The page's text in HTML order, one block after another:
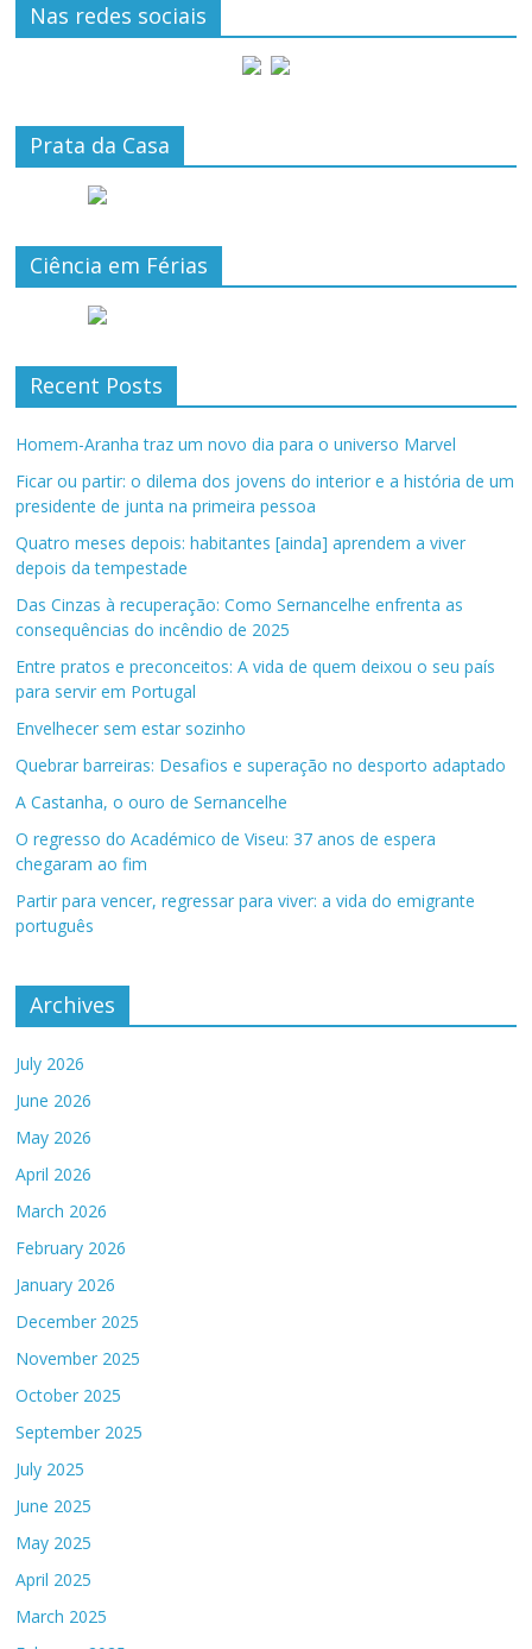
Nas redes sociais
Prata da Casa
Ciência em Férias
Recent Posts
Homem-Aranha traz um novo dia para o universo Marvel
Ficar ou partir: o dilema dos jovens do interior e a história de um
presidente de junta na primeira pessoa
Quatro meses depois: habitantes [ainda] aprendem a viver
depois da tempestade
Das Cinzas à recuperação: Como Sernancelhe enfrenta as
consequências do incêndio de 2025
Entre pratos e preconceitos: A vida de quem deixou o seu país
para servir em Portugal
Envelhecer sem estar sozinho
Quebrar barreiras: Desafios e superação no desporto adaptado
A Castanha, o ouro de Sernancelhe
O regresso do Académico de Viseu: 37 anos de espera
chegaram ao fim
Partir para vencer, regressar para viver: a vida do emigrante
português
Archives
July 2026
June 2026
May 2026
April 2026
March 2026
February 2026
January 2026
December 2025
November 2025
October 2025
September 2025
July 2025
June 2025
May 2025
April 2025
March 2025